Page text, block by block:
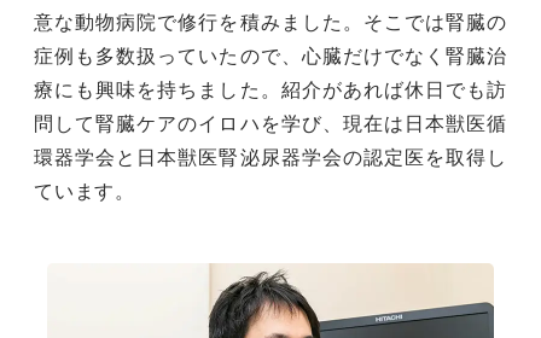
意な動物病院で修行を積みました。そこでは腎臓の
症例も多数扱っていたので、心臓だけでなく腎臓治
療にも興味を持ちました。紹介があれば休日でも訪
問して腎臓ケアのイロハを学び、現在は日本獣医循
環器学会と日本獣医腎泌尿器学会の認定医を取得し
ています。